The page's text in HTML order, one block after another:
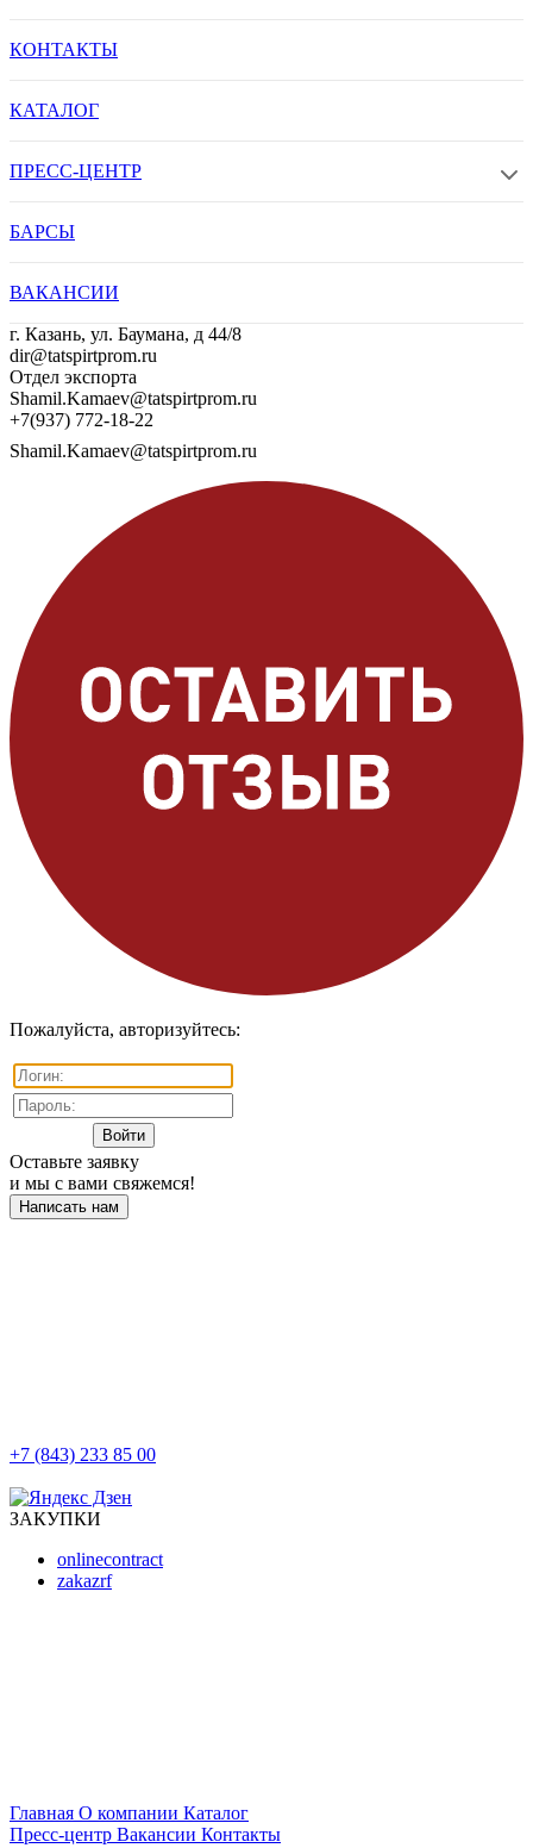
КОНТАКТЫ
КАТАЛОГ
ПРЕСС-ЦЕНТР
БАРСЫ
ВАКАНСИИ
г. Казань, ул. Баумана, д 44/8
dir@tatspirtprom.ru
Отдел экспорта
Shamil.Kamaev@tatspirtprom.ru
+7(937) 772-18-22
Shamil.Kamaev@tatspirtprom.ru
Пожалуйста, авторизуйтесь:
Оставьте заявку
и мы с вами свяжемся!
Написать нам
+7 (843) 233 85 00
ЗАКУПКИ
onlinecontract
zakazrf
Главная О компании Каталог
Пресс-центр Вакансии Контакты